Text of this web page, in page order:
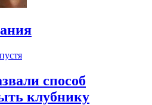
способ
клубнику